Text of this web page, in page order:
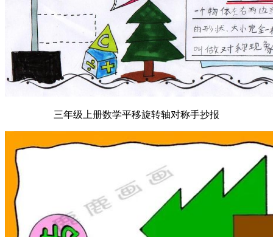
三年级上册数学平移旋转轴对称手抄报